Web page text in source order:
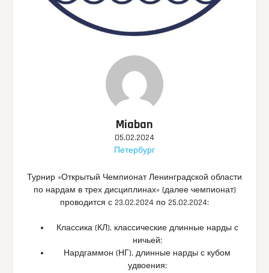
Miaban
05.02.2024
Петербург
Турнир «Открытый Чемпионат Ленинградской области
по нардам в трех дисциплинах» (далее чемпионат)
проводится с 23.02.2024 по 25.02.2024:
Классика (КЛ), классические длинные нарды с
ничьей;
Нардгаммон (НГ), длинные нарды с кубом
удвоения;